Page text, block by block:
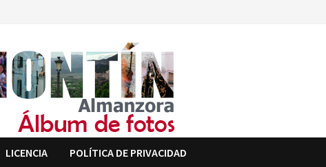
LICENCIA POLÍTICA DE PRIVACIDAD